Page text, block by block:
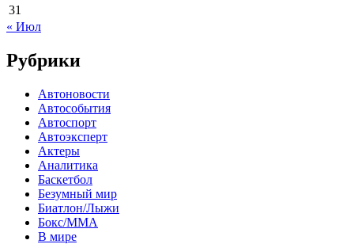
31
« Июл
Рубрики
Автоновости
Автособытия
Автоспорт
Автоэксперт
Актеры
Аналитика
Баскетбол
Безумный мир
Биатлон/Лыжи
Бокс/MMA
В мире